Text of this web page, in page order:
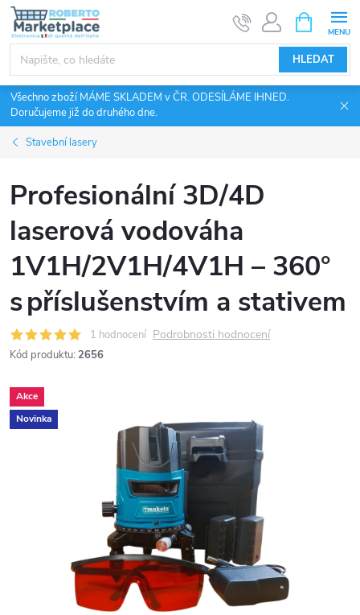
Přejít
obsah
HLEDAT
NÁKUPNÍ
KOŠÍK
Všechno zboží MÁME SKLADEM v ČR. ODESÍLÁME IHNED.
Doručujeme již do druhého dne.
Stavební lasery
Profesionální 3D/4D
laserová vodováha
1V1H/2V1H/4V1H – 360°
s příslušenstvím a stativem
1 hodnocení Podrobnosti hodnocení
Kód produktu: 2656
Akce
Novinka